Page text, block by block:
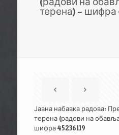
терена) – шифра
Јавна набавка радова:
терена (радови на
шифра 45236119